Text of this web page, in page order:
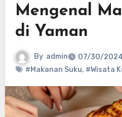
Mengenal
di Yaman
By admin
07/30/2024
#Makanan Suku, #Wisata